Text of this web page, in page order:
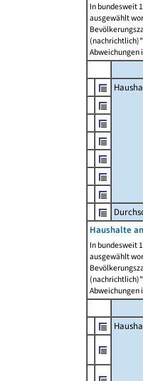
In bundesweit
ausgewählt
Abweichungen
Haushalte
In bundesweit
ausgewählt
Abweichungen